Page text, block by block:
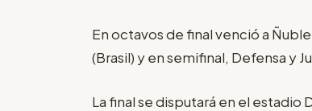
En octavos de final venció a
(Brasil) y en semifinal, Defensa y
La final se disputará en el estadio